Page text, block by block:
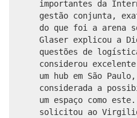
importantes da
gestão conjunta,
do que foi a arena
Glaser explicou a
questões de
considerou
um hub em São
considerada a
um espaço como
solicitou ao